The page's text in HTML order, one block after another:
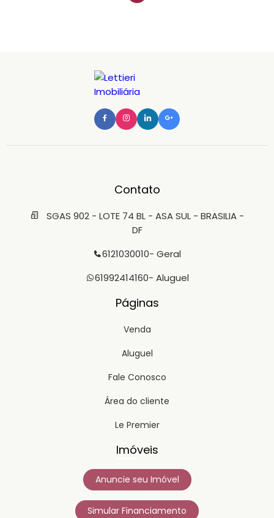
Contato
SGAS 902 - LOTE 74 BL - ASA SUL - BRASILIA -
DF
6121030010- Geral
61992414160- Aluguel
Páginas
Venda
Aluguel
Fale Conosco
Área do cliente
Le Premier
Imóveis
Anuncie seu Imóvel
Simular Financiamento